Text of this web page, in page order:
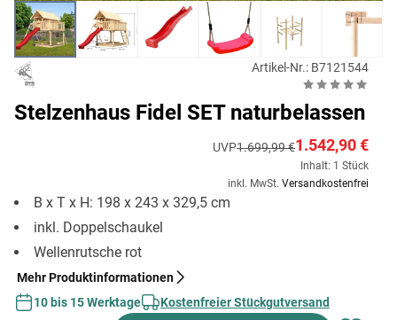
Artikel-Nr.: B7121544
Stelzenhaus Fidel SET naturbelassen
UVP1.699,99 €1.542,90 €
Inhalt: 1 Stück
inkl. MwSt. Versandkostenfrei
B x T x H: 198 x 243 x 329,5 cm
inkl. Doppelschaukel
Wellenrutsche rot
Mehr Produktinformationen
10 bis 15 Werktage
Kostenfreier Stückgutversand